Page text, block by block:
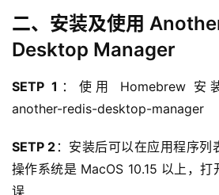
二、安装及使用
Desktop Manager
SETP 1 ：使用 Homebrew 安
another-redis-desktop-manager
SETP 2 ：安装后可以在应用程序列
操作系统是 MacOS 10.15 以上，
误